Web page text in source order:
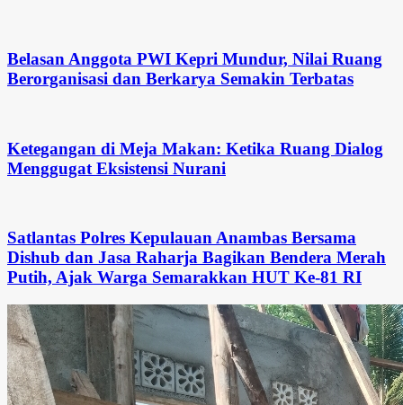
Belasan Anggota PWI Kepri Mundur, Nilai Ruang
Berorganisasi dan Berkarya Semakin Terbatas
Ketegangan di Meja Makan: Ketika Ruang Dialog
Menggugat Eksistensi Nurani
Satlantas Polres Kepulauan Anambas Bersama
Dishub dan Jasa Raharja Bagikan Bendera Merah
Putih, Ajak Warga Semarakkan HUT Ke-81 RI